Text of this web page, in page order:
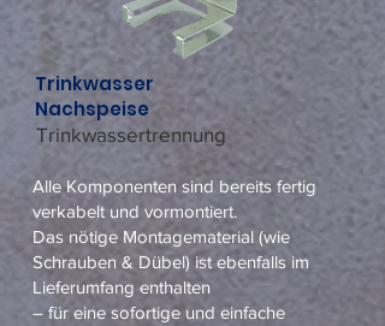
Trinkwasser
Nachspeise
Trinkwassertrennung
Alle Komponenten sind bereits fertig
verkabelt und vormontiert.
Das nötige Montagematerial (wie
Schrauben & Dübel) ist ebenfalls im
Lieferumfang enthalten
– für eine sofortige und einfache